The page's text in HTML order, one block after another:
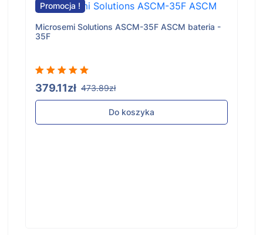
Promocja !
Microsemi Solutions ASCM-35F ASCM bateria -
35F
379.11zł 473.89zł
Do koszyka